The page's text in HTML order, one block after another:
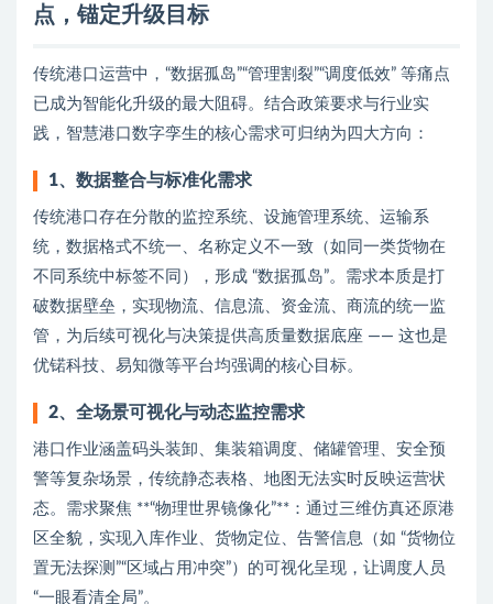
点，锚定升级目标
传统港口运营中，“数据孤岛”“管理割裂”“调度低效” 等痛点
已成为智能化升级的最大阻碍。结合政策要求与行业实
践，智慧港口数字孪生的核心需求可归纳为四大方向：
1、数据整合与标准化需求
传统港口存在分散的监控系统、设施管理系统、运输系
统，数据格式不统一、名称定义不一致（如同一类货物在
不同系统中标签不同），形成 “数据孤岛”。需求本质是打
破数据壁垒，实现物流、信息流、资金流、商流的统一监
管，为后续可视化与决策提供高质量数据底座 —— 这也是
优锘科技、易知微等平台均强调的核心目标。
2、全场景可视化与动态监控需求
港口作业涵盖码头装卸、集装箱调度、储罐管理、安全预
警等复杂场景，传统静态表格、地图无法实时反映运营状
态。需求聚焦 **“物理世界镜像化”**：通过三维仿真还原港
区全貌，实现入库作业、货物定位、告警信息（如 “货物位
置无法探测”“区域占用冲突”）的可视化呈现，让调度人员
“一眼看清全局”。